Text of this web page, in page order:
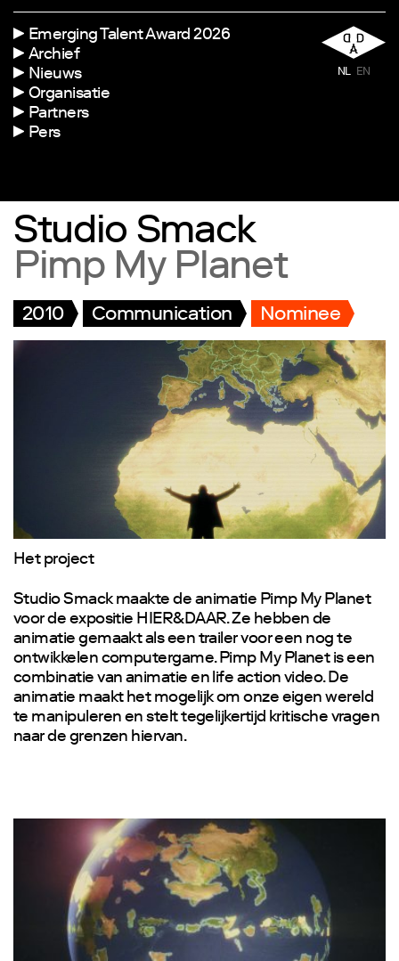
Emerging Talent Award 2026
Archief
Nieuws
Organisatie
Partners
Pers
NL EN
Studio Smack
Pimp My Planet
2010 Communication Nominee
Het project
Studio Smack maakte de animatie Pimp My Planet
voor de expositie HIER&DAAR. Ze hebben de
animatie gemaakt als een trailer voor een nog te
ontwikkelen computergame. Pimp My Planet is een
combinatie van animatie en life action video. De
animatie maakt het mogelijk om onze eigen wereld
te manipuleren en stelt tegelijkertijd kritische vragen
naar de grenzen hiervan.